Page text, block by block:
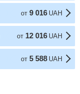
от 9 016 UAH
от 12 016 UAH
от 5 588 UAH